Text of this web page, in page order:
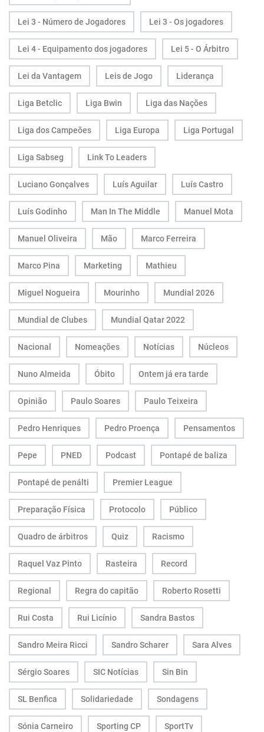
Lei 3 - Número de Jogadores Lei 3 - Os jogadores
Lei 4 - Equipamento dos jogadores Lei 5 - O Árbitro
Lei da Vantagem Leis de Jogo Liderança
Liga Betclic Liga Bwin Liga das Nações
Liga dos Campeões Liga Europa Liga Portugal
Liga Sabseg Link To Leaders
Luciano Gonçalves Luís Aguilar Luís Castro
Luís Godinho Man In The Middle Manuel Mota
Manuel Oliveira Mão Marco Ferreira
Marco Pina Marketing Mathieu
Miguel Nogueira Mourinho Mundial 2026
Mundial de Clubes Mundial Qatar 2022
Nacional Nomeações Notícias Núcleos
Nuno Almeida Óbito Ontem já era tarde
Opinião Paulo Soares Paulo Teixeira
Pedro Henriques Pedro Proença Pensamentos
Pepe PNED Podcast Pontapé de baliza
Pontapé de penálti Premier League
Preparação Física Protocolo Público
Quadro de árbitros Quiz Racismo
Raquel Vaz Pinto Rasteira Record
Regional Regra do capitão Roberto Rosetti
Rui Costa Rui Licínio Sandra Bastos
Sandro Meira Ricci Sandro Scharer Sara Alves
Sérgio Soares SIC Notícias Sin Bin
SL Benfica Solidariedade Sondagens
Sónia Carneiro Sporting CP SportTv